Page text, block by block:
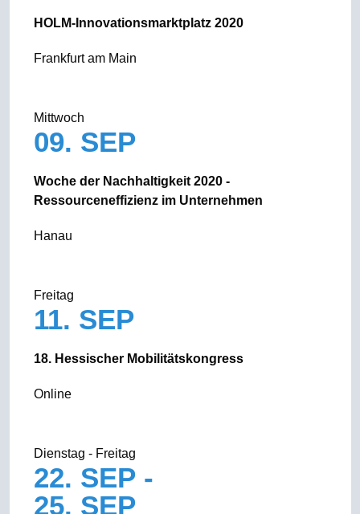
HOLM-Innovationsmarktplatz 2020
Frankfurt am Main
Mittwoch
09. SEP
Woche der Nachhaltigkeit 2020 -
Ressourceneffizienz im Unternehmen
Hanau
Freitag
11. SEP
18. Hessischer Mobilitätskongress
Online
Dienstag - Freitag
22. SEP -
25. SEP